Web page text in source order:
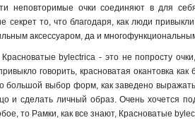
неповторимые очки соединяют в для
секрет то, что благодаря, как люди
аксессуаром, да и
bylectrica - это не попросту
говорить, красноватая окантовка
большой выбор форм, как заведено
и сделать личный образ. Очень хочется
то Рамки, как все знают, Красноватые